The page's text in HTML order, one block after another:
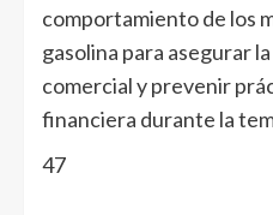
comportamiento de los
gasolina para asegurar
comercial y prevenir
financiera durante la
47